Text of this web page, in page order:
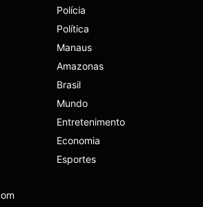
Polícia
Política
Manaus
Amazonas
Brasil
Mundo
Entretenimento
Economia
Esportes